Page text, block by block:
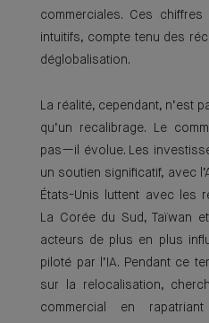
commerciales. Ces
intuitifs, compte tenu des
déglobalisation.
La réalité, cependant, n’est
qu’un recalibrage. Le
pas—il évolue. Les
un soutien significatif, avec
États-Unis luttent avec les
La Corée du Sud, Taïwan
acteurs de plus en plus
piloté par l’IA. Pendant ce
sur la relocalisation,
commercial en